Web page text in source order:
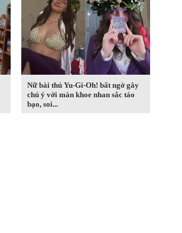
Nữ bài thủ Yu-Gi-Oh! bất ngờ gây
chú ý với màn khoe nhan sắc táo
bạo, soi...